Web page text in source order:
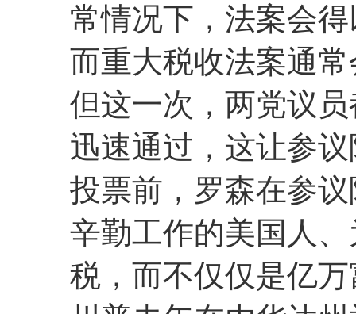
常情况下，法案会
而重大税收法案通
但这一次，两党议
迅速通过，这让参
投票前，罗森在参
辛勤工作的美国人
税，而不仅仅是亿